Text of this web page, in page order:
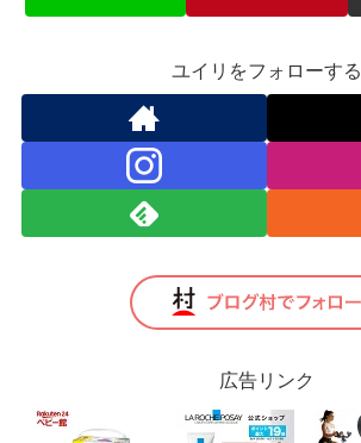
ユイリをフォローする
広告リンク